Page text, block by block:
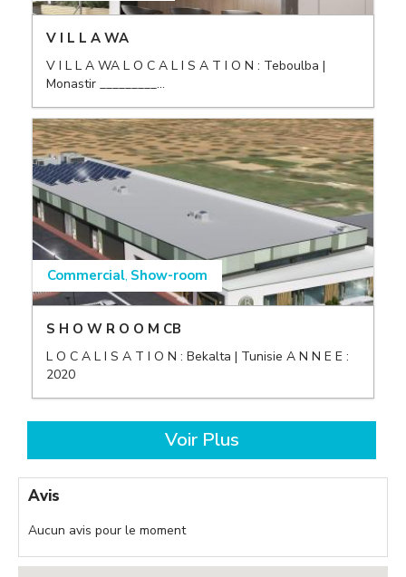
V I L L A WA
V I L L A WA L O C A L I S A T I O N : Teboulba |
Monastir _________...
Commercial, Show-room
S H O W R O O M CB
L O C A L I S A T I O N : Bekalta | Tunisie A N N E E :
2020
Voir Plus
Avis
Aucun avis pour le moment